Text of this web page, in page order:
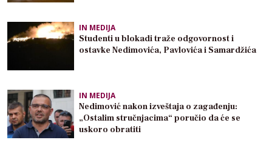
IN MEDIJA
Studenti u blokadi traže odgovornost i
ostavke Nedimovića, Pavlovića i Samardžića
IN MEDIJA
Nedimović nakon izveštaja o zagađenju:
„Ostalim stručnjacima“ poručio da će se
uskoro obratiti